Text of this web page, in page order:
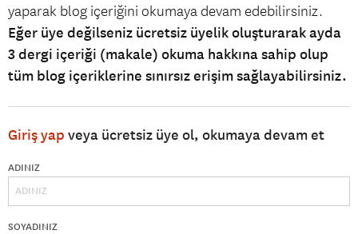
yaparak blog içeriğini okumaya devam edebilirsiniz.
Eğer üye değilseniz ücretsiz üyelik oluşturarak ayda
3 dergi içeriği (makale) okuma hakkına sahip olup
tüm blog içeriklerine sınırsız erişim sağlayabilirsiniz.
Giriş yap veya ücretsiz üye ol, okumaya devam et
ADINIZ
SOYADINIZ